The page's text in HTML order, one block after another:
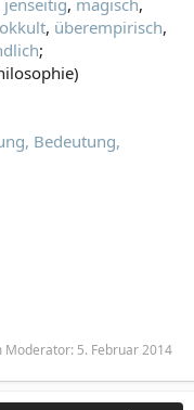
jenseitig, magisch,
okkult, überempirisch,
;
Bedeutung,
Moderator: 5. Februar 2014